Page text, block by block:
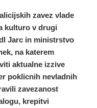
zavez vlade
kulturo v drugi
Jarc in ministrstvo
na katerem
aktualne izzive
poklicnih nevladnih
zavezanost
krepitvi